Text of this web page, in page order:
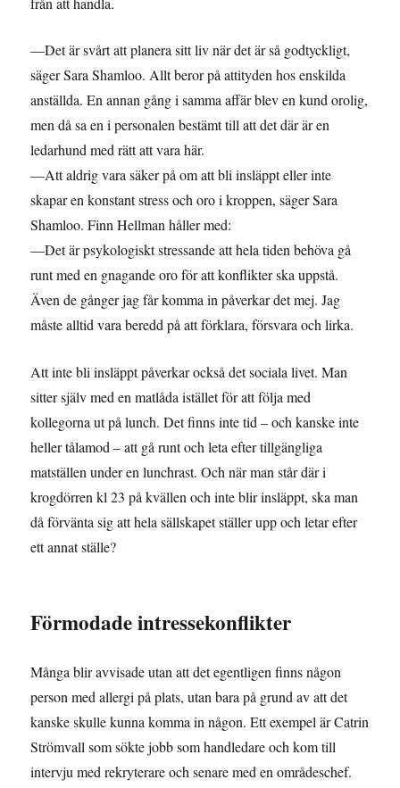
—Det är svårt att planera sitt liv när det är så godtyckligt,
säger Sara Shamloo. Allt beror på attityden hos enskilda
anställda. En annan gång i samma affär blev en kund orolig,
men då sa en i personalen bestämt till att det där är en
ledarhund med rätt att vara här.
—Att aldrig vara säker på om att bli insläppt eller inte
skapar en konstant stress och oro i kroppen, säger Sara
Shamloo. Finn Hellman håller med:
—Det är psykologiskt stressande att hela tiden behöva gå
runt med en gnagande oro för att konflikter ska uppstå.
Även de gånger jag får komma in påverkar det mej. Jag
måste alltid vara beredd på att förklara, försvara och lirka.
Att inte bli insläppt påverkar också det sociala livet. Man
sitter själv med en matlåda istället för att följa med
kollegorna ut på lunch. Det finns inte tid – och kanske inte
heller tålamod – att gå runt och leta efter tillgängliga
matställen under en lunchrast. Och när man står där i
krogdörren kl 23 på kvällen och inte blir insläppt, ska man
då förvänta sig att hela sällskapet ställer upp och letar efter
ett annat ställe?
Förmodade intressekonflikter
Många blir avvisade utan att det egentligen finns någon
person med allergi på plats, utan bara på grund av att det
kanske skulle kunna komma in någon. Ett exempel är Catrin
Strömvall som sökte jobb som handledare och kom till
intervju med rekryterare och senare med en områdeschef.